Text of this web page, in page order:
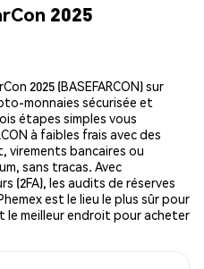
2025
2025 (BASEFARCON) sur
monnaies sécurisée et
étapes simples vous
à faibles frais avec des
virements bancaires ou
sans tracas. Avec
(2FA), les audits de réserves
est le lieu le plus sûr pour
le meilleur endroit pour acheter